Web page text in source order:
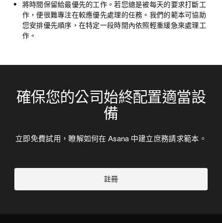
將時間保留給最優先的工作 。若您總是被每天的要求打斷工
作，便很難專注在較應優先處理的任務。我們的範本可協助
您安排優先順序，在特定一段時間內依照輕重緩急來處理工
作。
確保您的公司始終配置適當設
備
立即免費試用，瞭解如何在 Asana 中建立庶務請求範本。
註冊